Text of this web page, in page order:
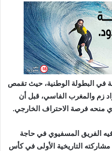
في البطولة الوطنية، حيث تقمص
زم والمغرب الفاسي، قبل أن
منحه فرصة الاحتراف الخارجي.
الفريق المسفيوي في حاجة
التاريخية الأولى في كأس